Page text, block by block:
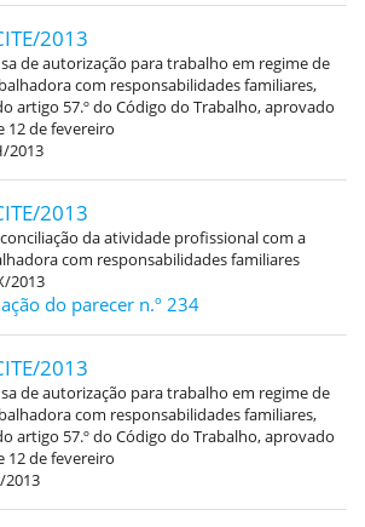
2013
de autorização para trabalho em regime de
com responsabilidades familiares,
artigo 57.º do Código do Trabalho, aprovado
12 de fevereiro
2013
2013
da atividade profissional com a
com responsabilidades familiares
2013
do parecer n.º 234
2013
de autorização para trabalho em regime de
com responsabilidades familiares,
artigo 57.º do Código do Trabalho, aprovado
12 de fevereiro
2013